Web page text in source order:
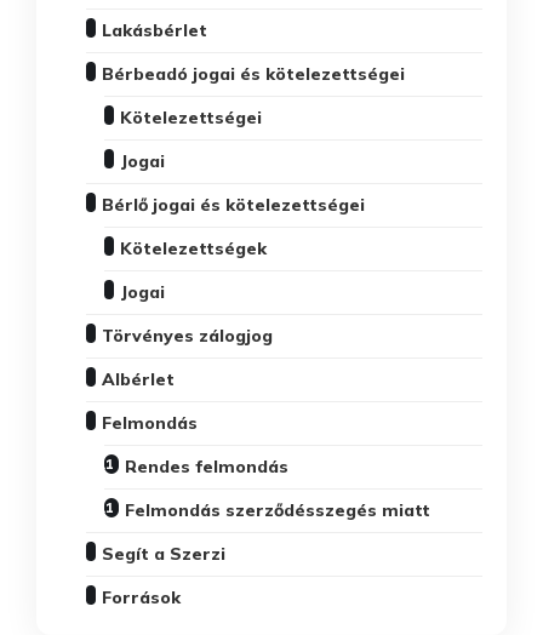
Lakásbérlet
Bérbeadó jogai és kötelezettségei
Kötelezettségei
Jogai
Bérlő jogai és kötelezettségei
Kötelezettségek
Jogai
Törvényes zálogjog
Albérlet
Felmondás
Rendes felmondás
Felmondás szerződésszegés miatt
Segít a Szerzi
Források